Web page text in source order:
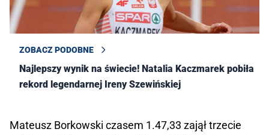
ZOBACZ PODOBNE
Najlepszy wynik na świecie! Natalia Kaczmarek pobiła
rekord legendarnej Ireny Szewińskiej
Mateusz Borkowski czasem 1.47,33 zajął trzecie